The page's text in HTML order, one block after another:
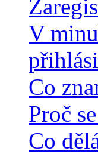
V
Co
Proč
Co